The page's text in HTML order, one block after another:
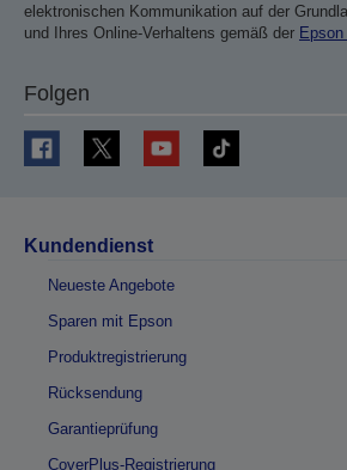
elektronischen Kommunikation auf der
und Ihres Online-Verhaltens gemäß der
Folgen
Kundendienst
Neueste Angebote
Sparen mit Epson
Produktregistrierung
Rücksendung
Garantieprüfung
CoverPlus-Registrierung